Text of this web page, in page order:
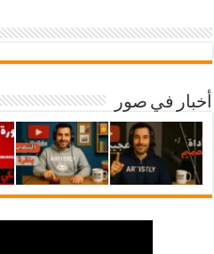
أخبار في صور